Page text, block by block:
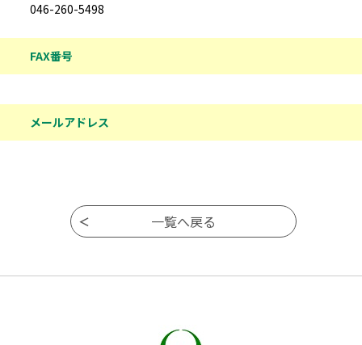
046-260-5498
FAX番号
メールアドレス